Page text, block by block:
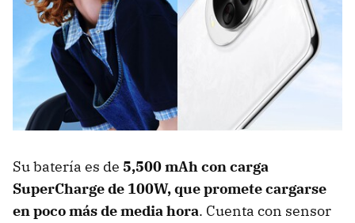
Su batería es de 5,500 mAh con carga
SuperCharge de 100W, que promete cargarse
en poco más de media hora. Cuenta con sensor